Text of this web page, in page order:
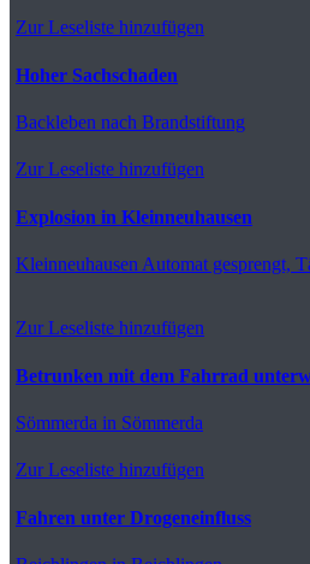
Zur Leseliste hinzufügen
Hoher Sachschaden
Backleben nach Brandstiftung
Zur Leseliste hinzufügen
Explosion in Kleinneuhausen
Kleinneuhausen Automat gesprengt,
Zur Leseliste hinzufügen
Betrunken mit dem Fahrrad
Sömmerda in Sömmerda
Zur Leseliste hinzufügen
Fahren unter Drogeneinfluss